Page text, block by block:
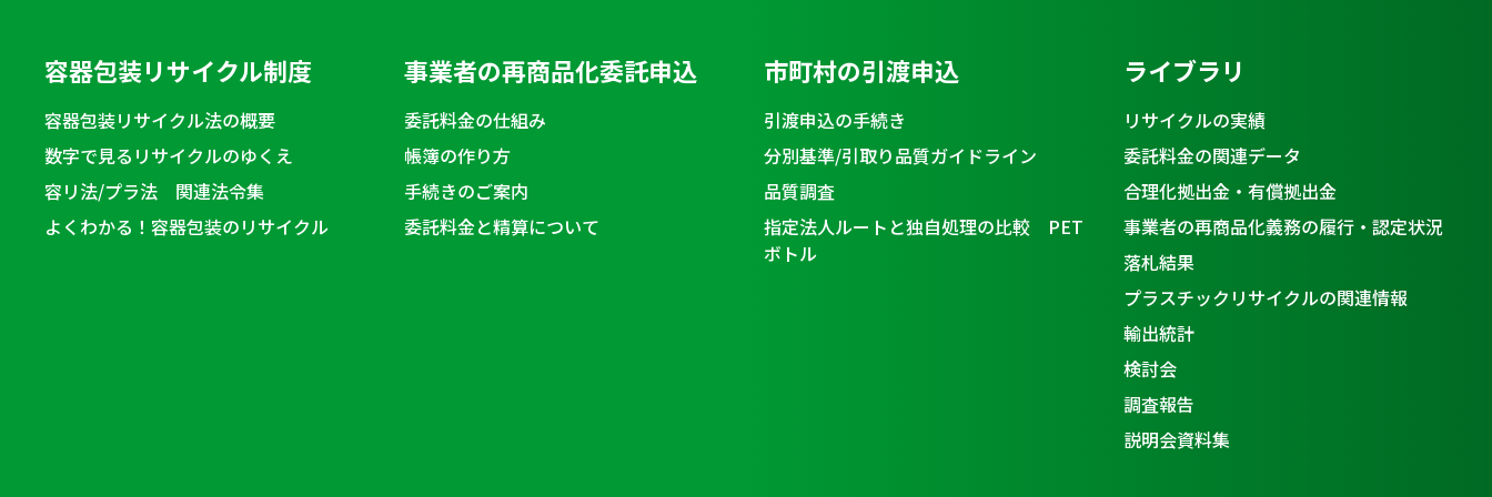
容器包装リサイクル制度
容器包装リサイクル法の概要
数字で見るリサイクルのゆくえ
容リ法/プラ法 関連法令集
よくわかる！容器包装のリサイクル
事業者の再商品化委託申込
委託料金の仕組み
帳簿の作り方
手続きのご案内
委託料金と精算について
市町村の引渡申込
引渡申込の手続き
分別基準/引取り品質ガイドライン
品質調査
指定法人ルートと独自処理の比較 PET
ボトル
ライブラリ
リサイクルの実績
委託料金の関連データ
合理化拠出金・有償拠出金
事業者の再商品化義務の履行・認定状況
落札結果
プラスチックリサイクルの関連情報
輸出統計
検討会
調査報告
説明会資料集